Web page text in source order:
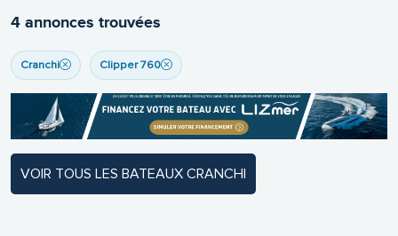
4 annonces trouvées
Cranchi Clipper 760
VOIR TOUS LES BATEAUX CRANCHI